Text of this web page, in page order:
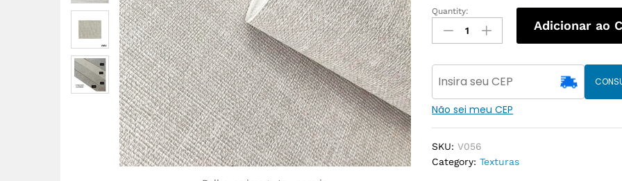
Quantity:
Adicionar ao
Não sei meu CEP
SKU:V056
Category:Texturas